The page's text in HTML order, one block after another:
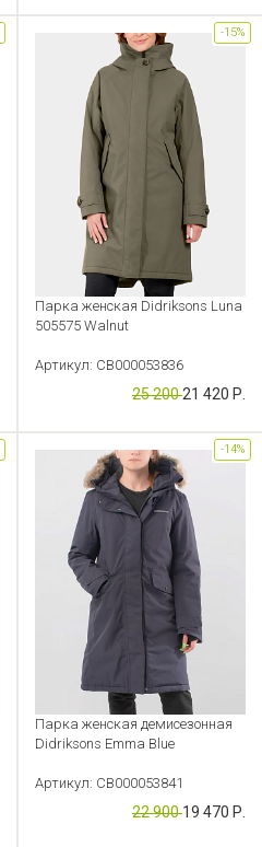
Парка женская Didriksons Luna
505575 Walnut
Артикул: CB000053836
25 20021 420 Р.
-15%
Парка женская демисезонная
Didriksons Emma Blue
Артикул: CB000053841
22 90019 470 Р.
-14%